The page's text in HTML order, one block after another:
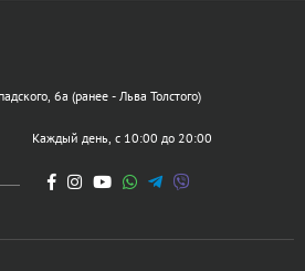
6а (ранее - Льва Толстого)
Каждый день, с 10:00 до 20:00